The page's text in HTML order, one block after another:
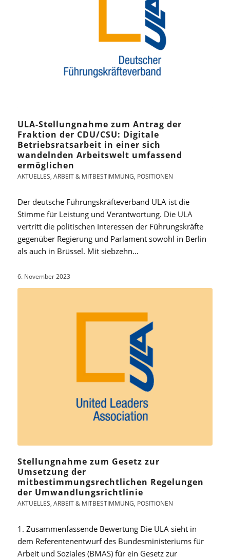
ULA-Stellungnahme zum Antrag der
Fraktion der CDU/CSU: Digitale
Betriebsratsarbeit in einer sich
wandelnden Arbeitswelt umfassend
ermöglichen
AKTUELLES, ARBEIT & MITBESTIMMUNG, POSITIONEN
Der deutsche Führungskräfteverband ULA ist die
Stimme für Leistung und Verantwortung. Die ULA
vertritt die politischen Interessen der Führungskräfte
gegenüber Regierung und Parlament sowohl in Berlin
als auch in Brüssel. Mit siebzehn…
6. November 2023
Stellungnahme zum Gesetz zur
Umsetzung der
mitbestimmungsrechtlichen Regelungen
der Umwandlungsrichtlinie
AKTUELLES, ARBEIT & MITBESTIMMUNG, POSITIONEN
1. Zusammenfassende Bewertung Die ULA sieht in
dem Referentenentwurf des Bundesministeriums für
Arbeit und Soziales (BMAS) für ein Gesetz zur